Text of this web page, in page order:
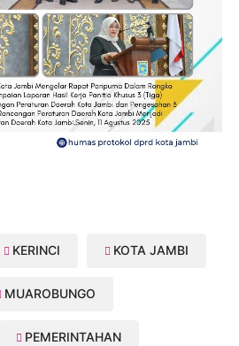
KERINCI KOTA JAMBI
MUAROBUNGO
PEMERINTAHAN